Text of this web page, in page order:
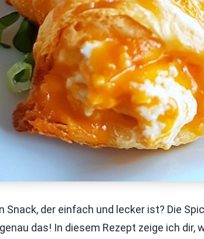
Snack, der einfach und lecker ist? Die
das! In diesem Rezept zeige ich dir,